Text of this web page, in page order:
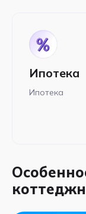
Ипотека
Ипотека